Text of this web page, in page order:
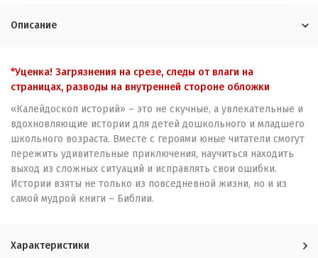
Описание
*Уценка! Загрязнения на срезе, следы от влаги на
страницах, разводы на внутренней стороне обложки
«Калейдоскоп историй» – это не скучные, а увлекательные и
вдохновляющие истории для детей дошкольного и младшего
школьного возраста. Вместе с героями юные читатели смогут
пережить удивительные приключения, научиться находить
выход из сложных ситуаций и исправлять свои ошибки.
Истории взяты не только из повседневной жизни, но и из
самой мудрой книги – Библии.
Характеристики